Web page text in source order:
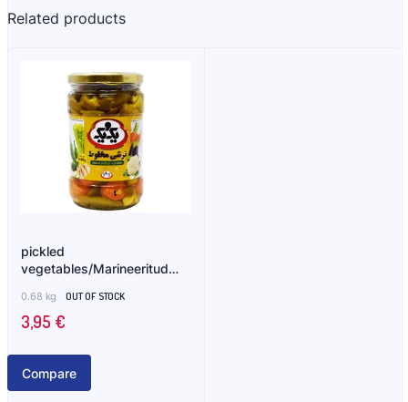
Related products
pickled
vegetables/Marineeritud
0.68 kg OUT OF STOCK
3,95 €
Compare